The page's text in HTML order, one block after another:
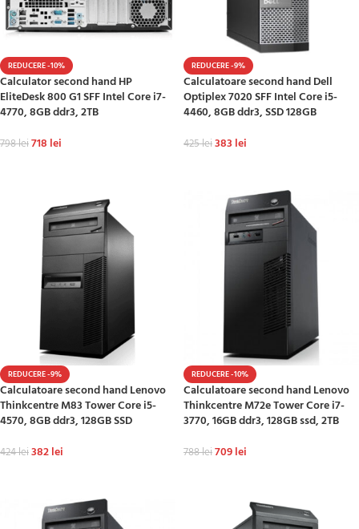
REDUCERE -10%
Calculator second hand HP
EliteDesk 800 G1 SFF Intel Core i7-
4770, 8GB ddr3, 2TB
798lei718 lei
REDUCERE -9%
Calculatoare second hand Dell
Optiplex 7020 SFF Intel Core i5-
4460, 8GB ddr3, SSD 128GB
425lei383 lei
REDUCERE -9%
Calculatoare second hand Lenovo
Thinkcentre M83 Tower Core i5-
4570, 8GB ddr3, 128GB SSD
424lei382lei
REDUCERE -10%
Calculatoare second hand Lenovo
Thinkcentre M72e Tower Core i7-
3770, 16GB ddr3, 128GB ssd, 2TB
788lei709lei